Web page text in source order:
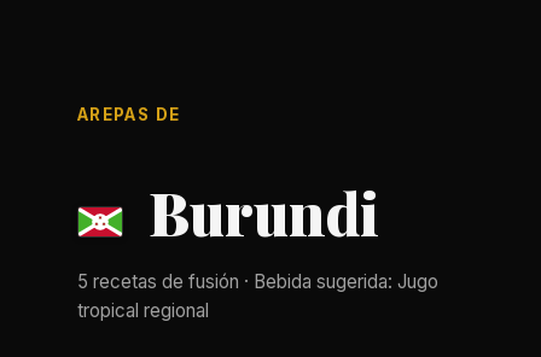
AREPAS DE
Burundi
5 recetas de fusión · Bebida sugerida: Jugo
tropical regional